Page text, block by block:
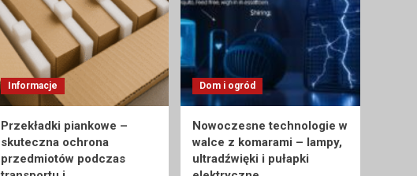
Informacje
Przekładki piankowe –
skuteczna ochrona
przedmiotów podczas
Dom i ogród
Nowoczesne technologie w
walce z komarami – lampy,
ultradźwięki i pułapki